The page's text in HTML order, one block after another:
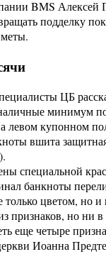
BMS Алексей
подделку
ЦБ
минимум
левом купонном
вшита
специальной
банкноты
цветом, но
признаков, но ни
еще четыре
Иоанна